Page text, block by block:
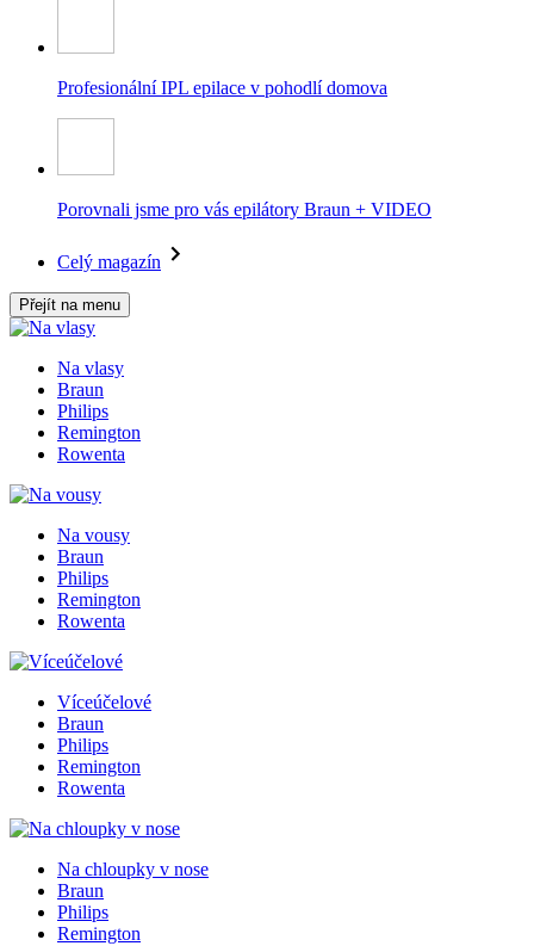
Profesionální IPL epilace v pohodlí domova
Porovnali jsme pro vás epilátory Braun + VIDEO
Celý magazín
Přejít na menu
Na vlasy
Braun
Philips
Remington
Rowenta
Na vousy
Braun
Philips
Remington
Rowenta
Víceúčelové
Braun
Philips
Remington
Rowenta
Na chloupky v nose
Braun
Philips
Remington